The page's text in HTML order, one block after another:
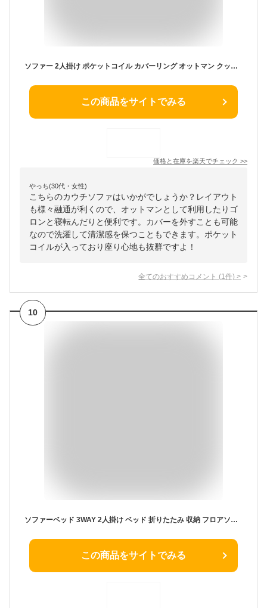
ソファー 2人掛け ポケットコイル カバーリング オットマン クッション付き 木脚 カウチソファ ソファ 2人掛け 3人掛け 2人掛けソファ ソファーベッド L字 コーナー ソファ 二人掛け 三人掛け 2人がけソファー ローソファ あぐら 北欧 シンプル ファブリック SAKODA リレミト
この商品をサイトでみる
価格と在庫を楽天でチェック >>
やっち(30代・女性)
こちらのカウチソファはいかがでしょうか？レイアウト
も様々融通が利くので、オットマンとして利用したりゴ
ロンと寝転んだりと便利です。カバーを外すことも可能
なので洗濯して清潔感を保つこともできます。ポケット
コイルが入っており座り心地も抜群ですよ！
全てのおすすめコメント (1 件) >
10
ソファーベッド 3WAY 2人掛け ベッド 折りたたみ 収納 フロアソファー ファブリック 寝る 座る (ホワイト)
この商品をサイトでみる